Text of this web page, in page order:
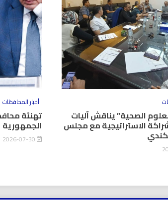
الصحية” يناقش آليات
الاستراتيجية مع مجلس
أخبار المحافظات
تهنئة
الجمهورية